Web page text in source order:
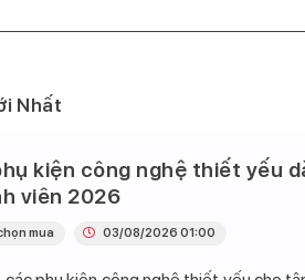
Nhất
kiện công nghệ thiết yếu
viên 2026
mua 03/08/2026 01:00